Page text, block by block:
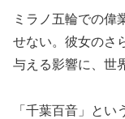
ミラノ五輪での偉
せない。彼女のさ
与える影響に、世
「千葉百音」と